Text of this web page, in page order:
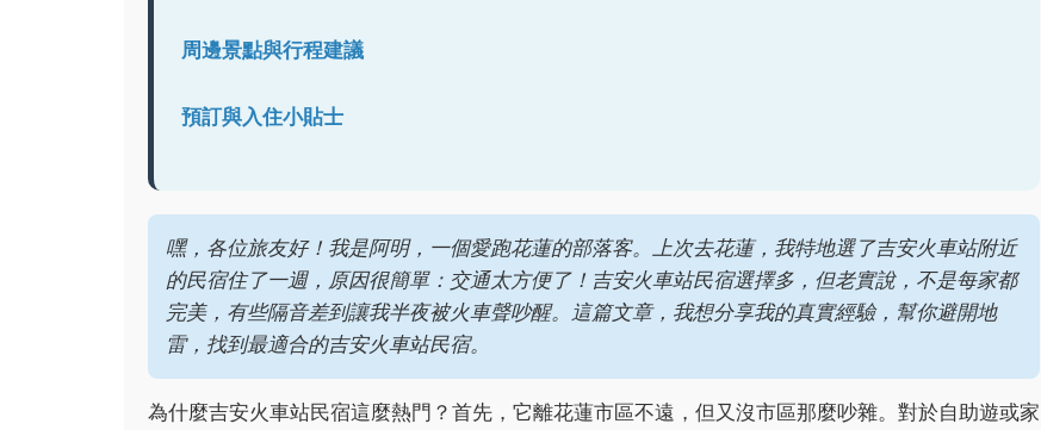
周邊景點與行程建議
預訂與入住小貼士
嘿，各位旅友好！我是阿明，一個愛跑花蓮的部落客。上次去花蓮，我特地選了吉安火車站附近
的民宿住了一週，原因很簡單：交通太方便了！吉安火車站民宿選擇多，但老實說，不是每家都
完美，有些隔音差到讓我半夜被火車聲吵醒。這篇文章，我想分享我的真實經驗，幫你避開地
雷，找到最適合的吉安火車站民宿。
為什麼吉安火車站民宿這麼熱門？首先，它離花蓮市區不遠，但又沒市區那麼吵雜。對於自助遊或家